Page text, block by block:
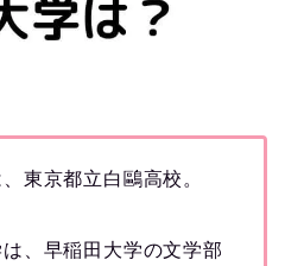
東京都立白鷗高校。
、早稲田大学の文学部